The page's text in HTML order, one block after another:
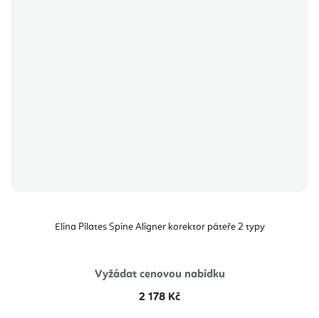
Elina Pilates Spine Aligner korektor páteře 2 typy
Vyžádat cenovou nabídku
2 178 Kč